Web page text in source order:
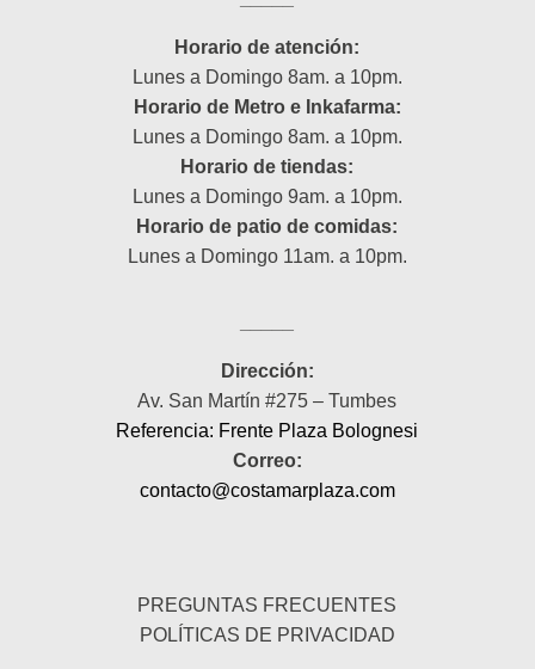
Horario de atención:
Lunes a Domingo 8am. a 10pm.
Horario de Metro e Inkafarma:
Lunes a Domingo 8am. a 10pm.
Horario de tiendas:
Lunes a Domingo 9am. a 10pm.
Horario de patio de comidas:
Lunes a Domingo 11am. a 10pm.
Dirección:
Av. San Martín #275 – Tumbes
Referencia: Frente Plaza Bolognesi
Correo:
contacto@costamarplaza.com
PREGUNTAS FRECUENTES
POLÍTICAS DE PRIVACIDAD